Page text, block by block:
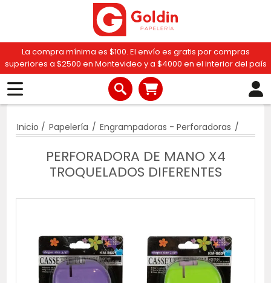
La compra mínima es $100. El envío es gratis por compras
superiores a $2500 en Montevideo y a $4000 en el interior del país
Inicio / Papelería / Engrampadoras - Perforadoras /
PERFORADORA DE MANO X4
TROQUELADOS DIFERENTES